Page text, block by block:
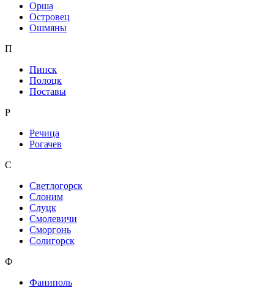
Орша
Островец
Ошмяны
П
Пинск
Полоцк
Поставы
Р
Речица
Рогачев
С
Светлогорск
Слоним
Слуцк
Смолевичи
Сморгонь
Солигорск
Ф
Фаниполь